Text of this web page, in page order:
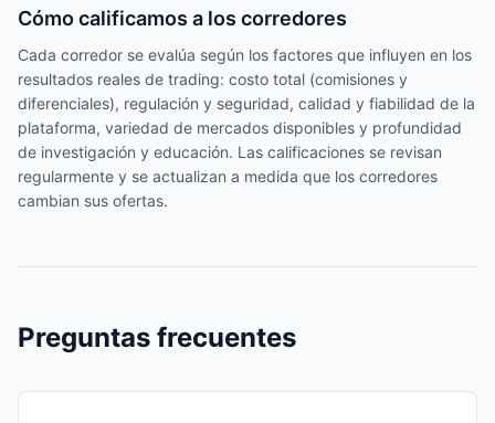
Cómo calificamos a los corredores
Cada corredor se evalúa según los factores que influyen en los
resultados reales de trading: costo total (comisiones y
diferenciales), regulación y seguridad, calidad y fiabilidad de la
plataforma, variedad de mercados disponibles y profundidad
de investigación y educación. Las calificaciones se revisan
regularmente y se actualizan a medida que los corredores
cambian sus ofertas.
Preguntas frecuentes